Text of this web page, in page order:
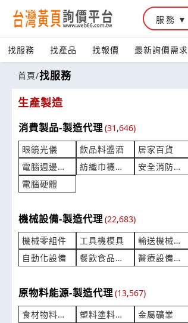
服務
找服務 找產品 找報價 最新詢價需求
首頁/找服務
生產製造
消費製品-製造代理(31,646)
眼鏡光儀
飲品料醬酒 居家百貨
電腦週邊產品
紡織巾襪服裝 安全消防監控
電腦硬體
機械設備-製造代理(22,683)
機械零組件
工具機模具 輸送機械設備
自動化設備
餐飲食品設備 醫療設備器材
原物料能源-製造代理(13,567)
食材物料配料
塑料塗料橡膠 金屬礦業